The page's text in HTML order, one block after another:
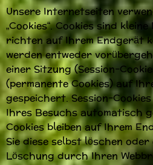
Unsere Internetseiten
„Cookies“. Cookies sind
richten auf Ihrem Endgerät
werden entweder
einer Sitzung (Session-
(permanente Cookies) auf
gespeichert. Session-
Ihres Besuchs automatisch
Cookies bleiben auf Ihrem
Sie diese selbst löschen
Löschung durch Ihren